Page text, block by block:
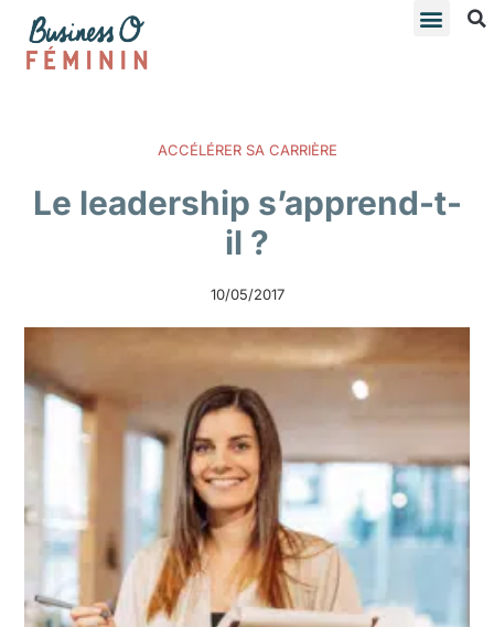
ACCÉLÉRER SA CARRIÈRE
Le leadership s’apprend-t-
il ?
10/05/2017